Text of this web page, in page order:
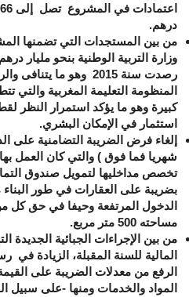
درهم.
من بين المستجدات التي تضمنها
وزارة التربية الوطنية بنحو مليار
رصدت سنة 2015 وهو ما
المنظومة التعليمة المغربية والتي
كبيرة وهو ما يؤكد استمرار النظر
استثمار في الإمكان البشري.
شهريا فما فوق ) والتي كان العمل
تخصص مداخليها لتمويل صندوق
بضريبة على العقارات في طور
الدخول المرتفعة وحيفا في حق كل
مساحته 500 متر مربع.
من بين الإجراءات الجبائية
المالية للسنة المقبلة، الزيادة في
الرفع من معدلات الضريبة على
المواد والخدمات ومنها -على سبيل